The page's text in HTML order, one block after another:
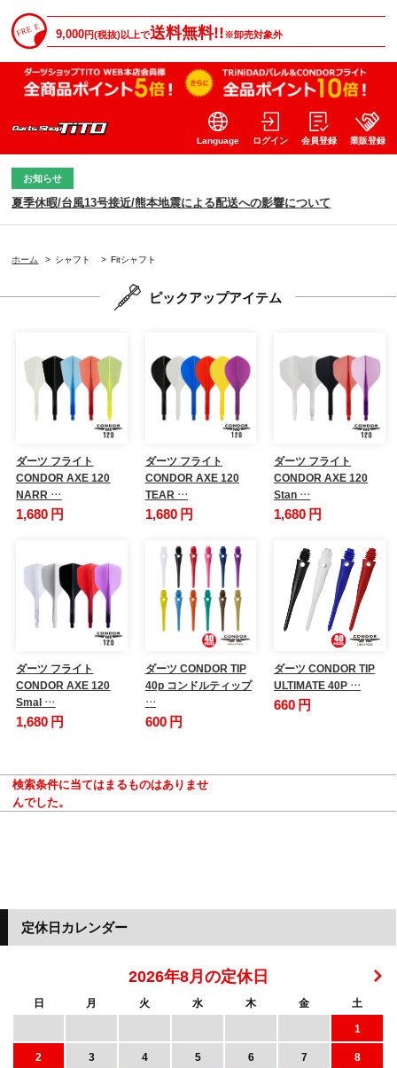
9,000円(税抜)以上で送料無料!!※卸売対象外
Language ログイン 会員登録 業販登録
お知らせ
夏季休暇/台風13号接近/熊本地震による配送への影響について
ホーム > シャフト > Fitシャフト
ピックアップアイテム
ダーツ フライト
CONDOR AXE 120
NARR …
1,680 円
ダーツ フライト
CONDOR AXE 120
TEAR …
1,680 円
ダーツ フライト
CONDOR AXE 120
Stan …
1,680 円
ダーツ フライト
CONDOR AXE 120
Smal …
1,680 円
ダーツ CONDOR TIP
40p コンドルティップ
…
600 円
ダーツ CONDOR TIP
ULTIMATE 40P …
660 円
検索条件に当てはまるものはありませ
んでした。
定休日カレンダー
2026年8月の定休日
日 月 火 水 木 金
土
1
2
3 4 5 6 7
8